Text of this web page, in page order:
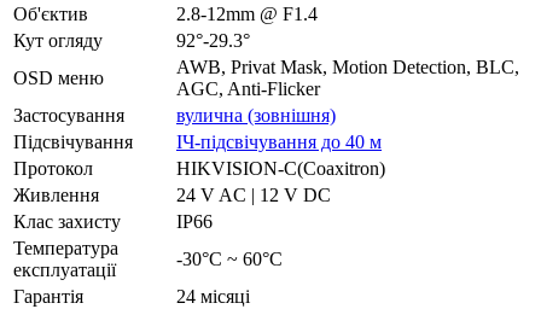
Об'єктив
2.8-12mm @ F1.4
Кут огляду
92°-29.3°
OSD меню
AWB, Privat Mask, Motion Detection, BLC,
AGC, Anti-Flicker
Застосування
вулична (зовнішня)
Підсвічування
ІЧ-підсвічування до 40 м
Протокол
HIKVISION-C(Coaxitron)
Живлення
24 V AC | 12 V DC
Клас захисту
IP66
Температура
експлуатації
-30°C ~ 60°C
Гарантія
24 місяці